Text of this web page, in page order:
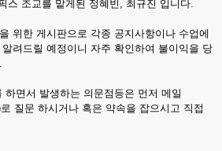
스 조교를 맡게된 정혜빈, 최규진 입니다.
위한 게시판으로 각종 공지사항이나 수업에
려드릴 예정이니 자주 확인하여 불이익을 당
하면서 발생하는 의문점등은 먼저 메일
질문 하시거나 혹은 약속을 잡으시고 직접